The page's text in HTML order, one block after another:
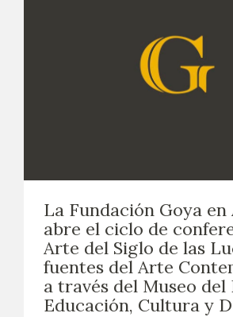
La Fundación Goya en
abre el ciclo de
Arte del Siglo de las
fuentes del Arte
a través del Museo del
Educación, Cultura y